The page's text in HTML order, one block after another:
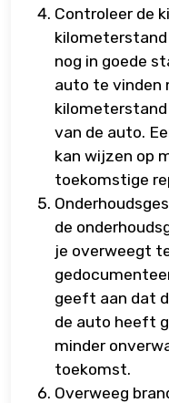
Controleer de
nog in goede
auto te vinden
van de auto.
kan wijzen op
toekomstige
de
je overweegt
geeft aan dat
de auto heeft
minder
toekomst.
Overweeg